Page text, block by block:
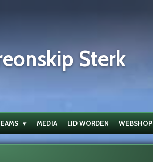
Sterk
MEDIA LID WORDEN WEBSHOP